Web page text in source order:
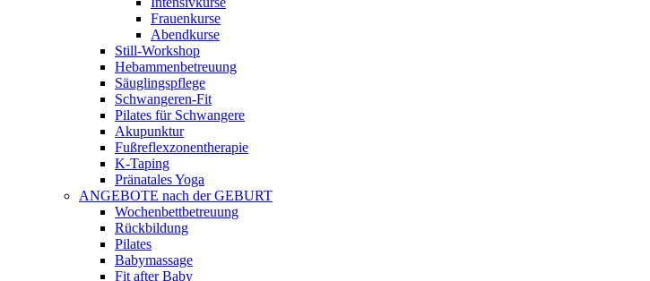
Frauenkurse
Abendkurse
Still-Workshop
Hebammenbetreuung
Säuglingspflege
Schwangeren-Fit
Pilates für Schwangere
Akupunktur
Fußreflexzonentherapie
K-Taping
Pränatales Yoga
ANGEBOTE nach der GEBURT
Wochenbettbetreuung
Rückbildung
Pilates
Babymassage
Fit after Baby